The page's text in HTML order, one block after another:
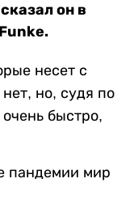
он в
несет с
но, судя по
быстро,
пандемии мир